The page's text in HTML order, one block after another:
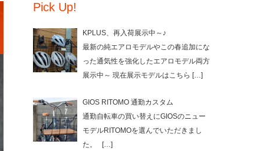
Pick Up!
KPLUS、再入荷展示中～♪
最新の純エアロモデルやこの春追加にな
った通気性を強化したエアロモデル両方
展示中～ 現在展示モデルはこちら […]
GIOS RITOMO 通勤カスタム
通勤自転車の買い替えにGIOSのニュー
モデルRITOMOを選んでいただきまし
た。
[…]